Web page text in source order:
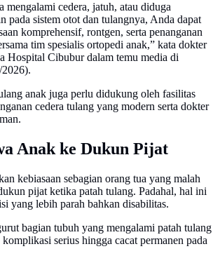
mengalami cedera, jatuh, atau diduga
pada sistem otot dan tulangnya, Anda dapat
komprehensif, rontgen, serta penanganan
tim spesialis ortopedi anak,” kata dokter
Hospital Cibubur dalam temu media di
anak juga perlu didukung oleh fasilitas
cedera tulang yang modern serta dokter
Anak ke Dukun Pijat
kebiasaan sebagian orang tua yang malah
pijat ketika patah tulang. Padahal, hal ini
yang lebih parah bahkan disabilitas.
bagian tubuh yang mengalami patah tulang
serius hingga cacat permanen pada